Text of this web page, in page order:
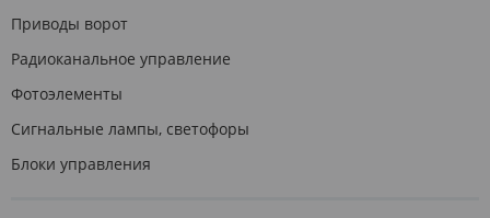
Приводы ворот
Радиоканальное управление
Фотоэлементы
Сигнальные лампы, светофоры
Блоки управления